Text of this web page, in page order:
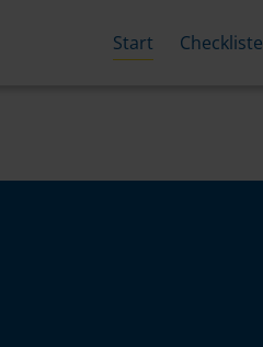
Start Checkliste